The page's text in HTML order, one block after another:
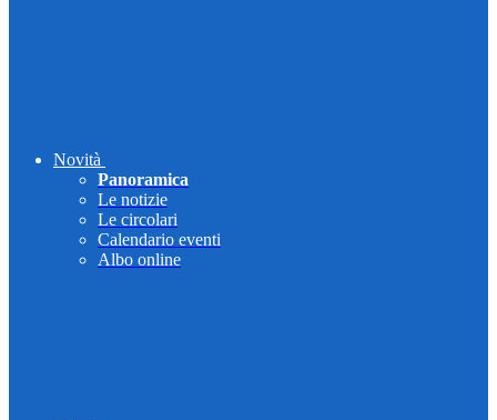
Novità
Panoramica
Le notizie
Le circolari
Calendario eventi
Albo online